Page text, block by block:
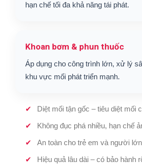
hạn chế tối đa khả năng tái phát.
Khoan bơm & phun thuốc
Áp dụng cho công trình lớn, xử lý
khu vực mối phát triển mạnh.
Diệt mối tận gốc – tiêu diệt mối
Không đục phá nhiều, hạn chế
An toàn cho trẻ em và người
Hiệu quả lâu dài – có bảo hành